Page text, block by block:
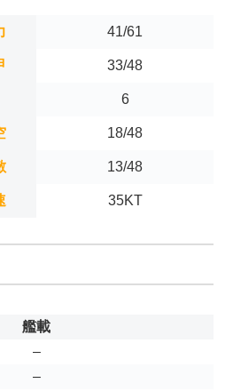
41/61
33/48
6
18/48
13/48
35KT
艦載
–
–